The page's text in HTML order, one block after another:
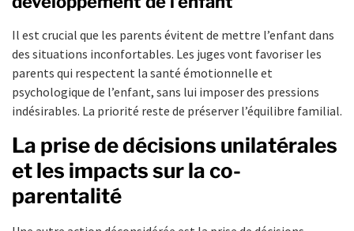
Il est crucial que les parents évitent de mettre l’enfant dans
des situations inconfortables. Les juges vont favoriser les
parents qui respectent la santé émotionnelle et
psychologique de l’enfant, sans lui imposer des pressions
indésirables. La priorité reste de préserver l’équilibre familial.
La prise de décisions unilatérales
et les impacts sur la co-
parentalité